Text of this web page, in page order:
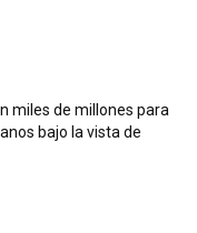
miles de millones para
bajo la vista de